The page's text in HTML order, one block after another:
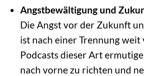
Angstbewältigung und
Die Angst vor der Zukunft
ist nach einer Trennung
Podcasts dieser Art
nach vorne zu richten und